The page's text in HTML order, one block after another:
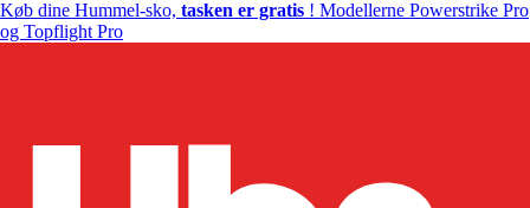
Køb dine Hummel-sko, tasken er gratis ! Modellerne Powerstrike Pro
og Topflight Pro